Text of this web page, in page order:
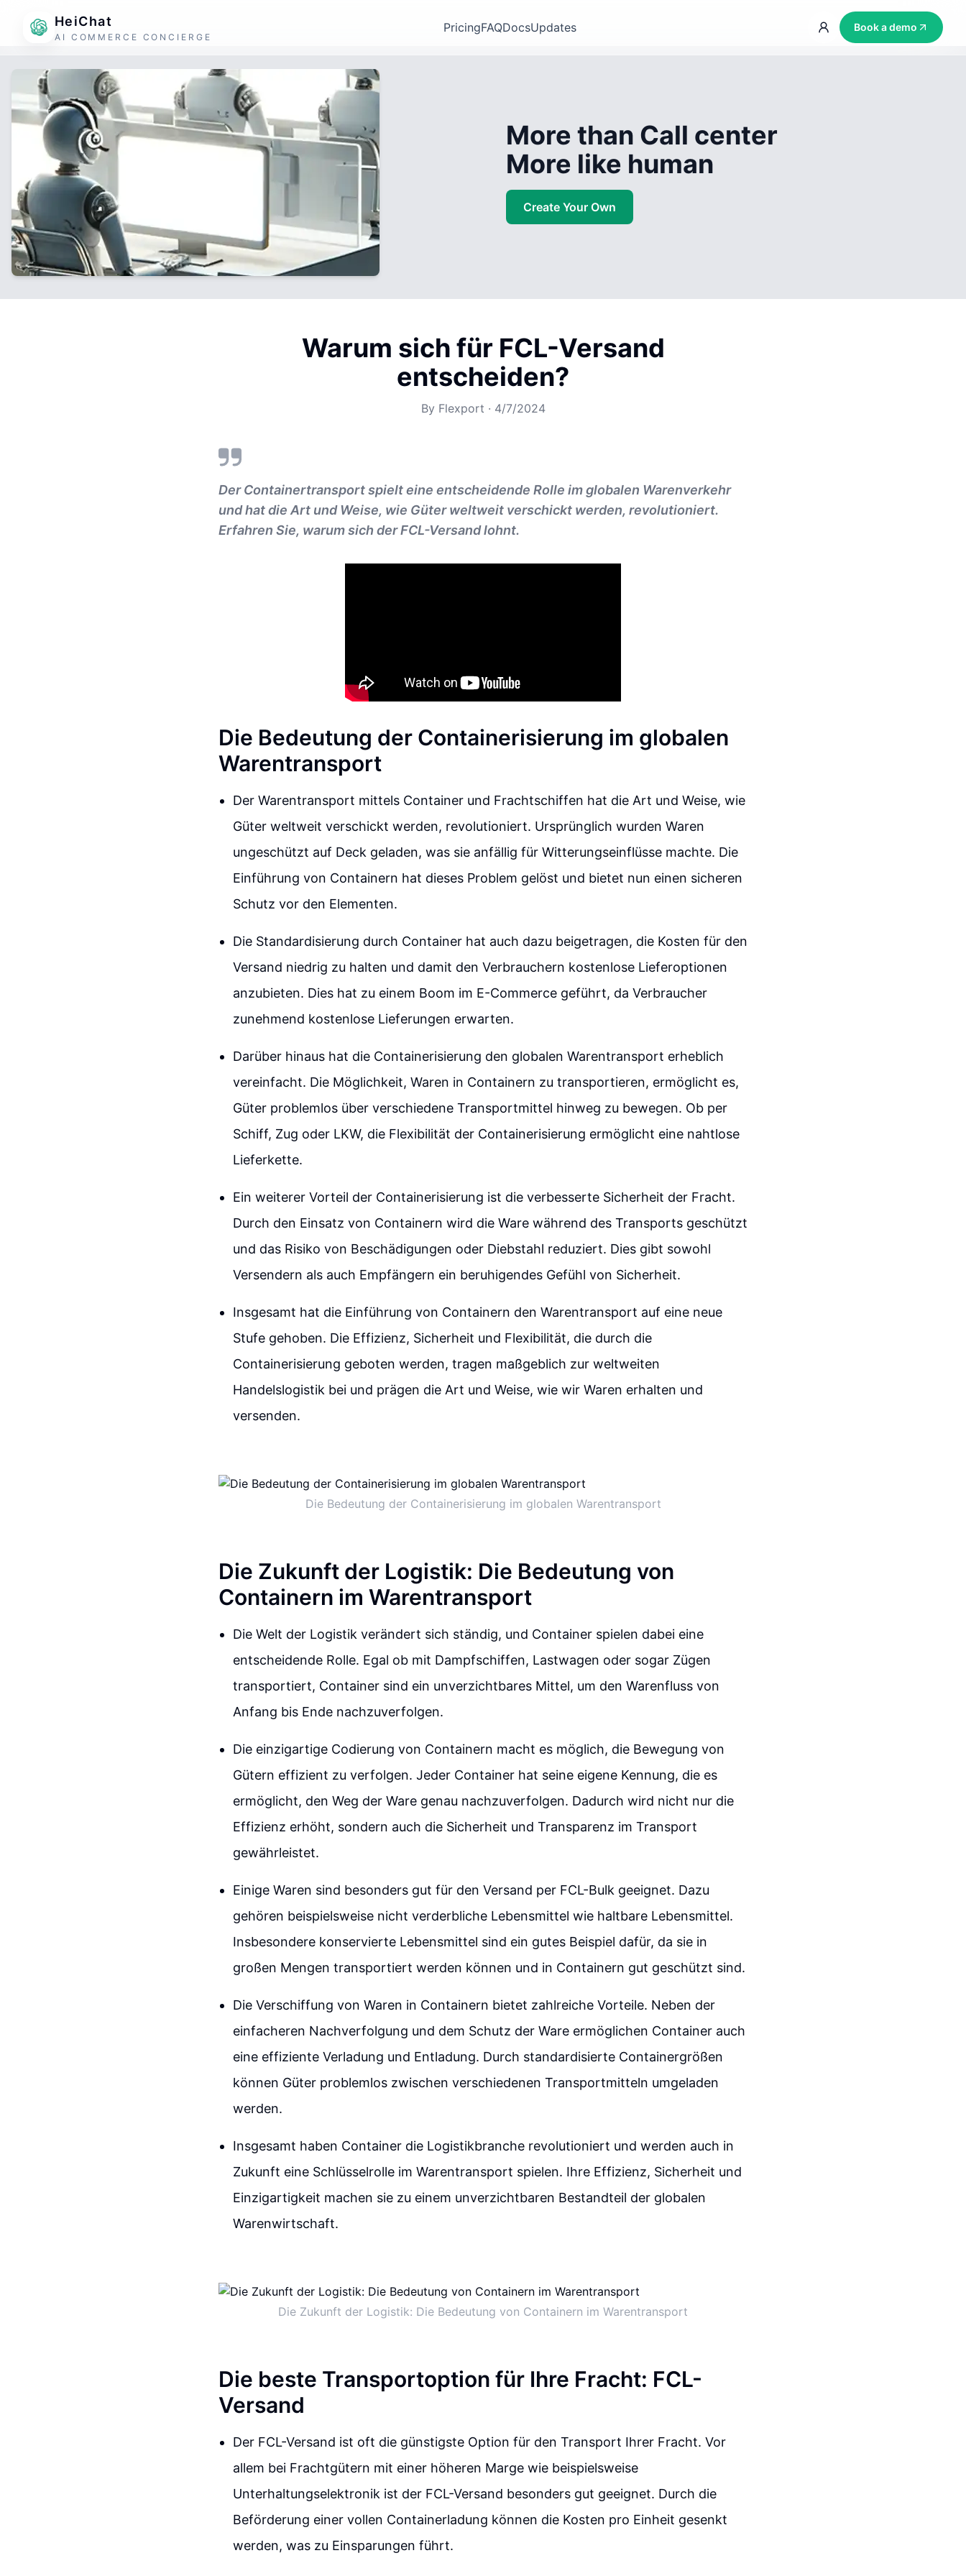
HeiChat
AI COMMERCE CONCIERGE
PricingFAQDocsUpdates Book a demo
More than Call center
More like human
Create Your Own
Warum sich für FCL-Versand
entscheiden?
By Flexport · 4/7/2024
Der Containertransport spielt eine entscheidende Rolle im globalen Warenverkehr
und hat die Art und Weise, wie Güter weltweit verschickt werden, revolutioniert.
Erfahren Sie, warum sich der FCL-Versand lohnt.
Die Bedeutung der Containerisierung im globalen
Warentransport
Der Warentransport mittels Container und Frachtschiffen hat die Art und Weise, wie
Güter weltweit verschickt werden, revolutioniert. Ursprünglich wurden Waren
ungeschützt auf Deck geladen, was sie anfällig für Witterungseinflüsse machte. Die
Einführung von Containern hat dieses Problem gelöst und bietet nun einen sicheren
Schutz vor den Elementen.
Die Standardisierung durch Container hat auch dazu beigetragen, die Kosten für den
Versand niedrig zu halten und damit den Verbrauchern kostenlose Lieferoptionen
anzubieten. Dies hat zu einem Boom im E-Commerce geführt, da Verbraucher
zunehmend kostenlose Lieferungen erwarten.
Darüber hinaus hat die Containerisierung den globalen Warentransport erheblich
vereinfacht. Die Möglichkeit, Waren in Containern zu transportieren, ermöglicht es,
Güter problemlos über verschiedene Transportmittel hinweg zu bewegen. Ob per
Schiff, Zug oder LKW, die Flexibilität der Containerisierung ermöglicht eine nahtlose
Lieferkette.
Ein weiterer Vorteil der Containerisierung ist die verbesserte Sicherheit der Fracht.
Durch den Einsatz von Containern wird die Ware während des Transports geschützt
und das Risiko von Beschädigungen oder Diebstahl reduziert. Dies gibt sowohl
Versendern als auch Empfängern ein beruhigendes Gefühl von Sicherheit.
Insgesamt hat die Einführung von Containern den Warentransport auf eine neue
Stufe gehoben. Die Effizienz, Sicherheit und Flexibilität, die durch die
Containerisierung geboten werden, tragen maßgeblich zur weltweiten
Handelslogistik bei und prägen die Art und Weise, wie wir Waren erhalten und
versenden.
Die Bedeutung der Containerisierung im globalen Warentransport
Die Zukunft der Logistik: Die Bedeutung von
Containern im Warentransport
Die Welt der Logistik verändert sich ständig, und Container spielen dabei eine
entscheidende Rolle. Egal ob mit Dampfschiffen, Lastwagen oder sogar Zügen
transportiert, Container sind ein unverzichtbares Mittel, um den Warenfluss von
Anfang bis Ende nachzuverfolgen.
Die einzigartige Codierung von Containern macht es möglich, die Bewegung von
Gütern effizient zu verfolgen. Jeder Container hat seine eigene Kennung, die es
ermöglicht, den Weg der Ware genau nachzuverfolgen. Dadurch wird nicht nur die
Effizienz erhöht, sondern auch die Sicherheit und Transparenz im Transport
gewährleistet.
Einige Waren sind besonders gut für den Versand per FCL-Bulk geeignet. Dazu
gehören beispielsweise nicht verderbliche Lebensmittel wie haltbare Lebensmittel.
Insbesondere konservierte Lebensmittel sind ein gutes Beispiel dafür, da sie in
großen Mengen transportiert werden können und in Containern gut geschützt sind.
Die Verschiffung von Waren in Containern bietet zahlreiche Vorteile. Neben der
einfacheren Nachverfolgung und dem Schutz der Ware ermöglichen Container auch
eine effiziente Verladung und Entladung. Durch standardisierte Containergrößen
können Güter problemlos zwischen verschiedenen Transportmitteln umgeladen
werden.
Insgesamt haben Container die Logistikbranche revolutioniert und werden auch in
Zukunft eine Schlüsselrolle im Warentransport spielen. Ihre Effizienz, Sicherheit und
Einzigartigkeit machen sie zu einem unverzichtbaren Bestandteil der globalen
Warenwirtschaft.
Die Zukunft der Logistik: Die Bedeutung von Containern im Warentransport
Die beste Transportoption für Ihre Fracht: FCL-
Versand
Der FCL-Versand ist oft die günstigste Option für den Transport Ihrer Fracht. Vor
allem bei Frachtgütern mit einer höheren Marge wie beispielsweise
Unterhaltungselektronik ist der FCL-Versand besonders gut geeignet. Durch die
Beförderung einer vollen Containerladung können die Kosten pro Einheit gesenkt
werden, was zu Einsparungen führt.